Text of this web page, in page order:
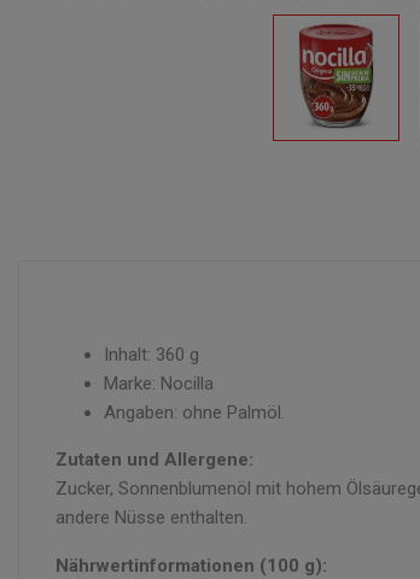
Inhalt: 360 g
Marke: Nocilla
Angaben: ohne Palmöl.
Zutaten und Allergene:
Zucker, Sonnenblumenöl mit hohem
andere Nüsse enthalten.
Nährwertinformationen (100 g):